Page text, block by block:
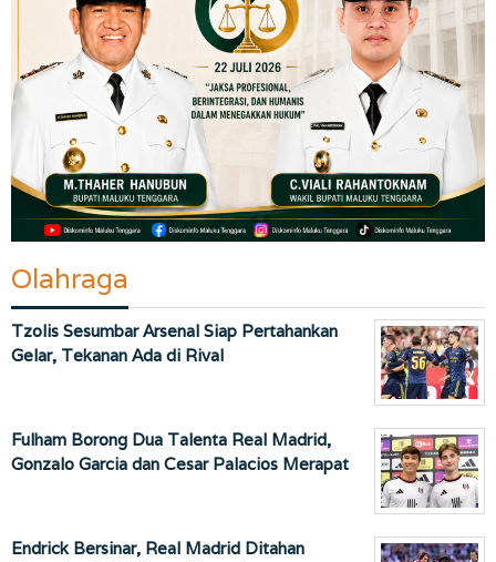
Olahraga
Tzolis Sesumbar Arsenal Siap Pertahankan
Gelar, Tekanan Ada di Rival
Fulham Borong Dua Talenta Real Madrid,
Gonzalo Garcia dan Cesar Palacios Merapat
Endrick Bersinar, Real Madrid Ditahan